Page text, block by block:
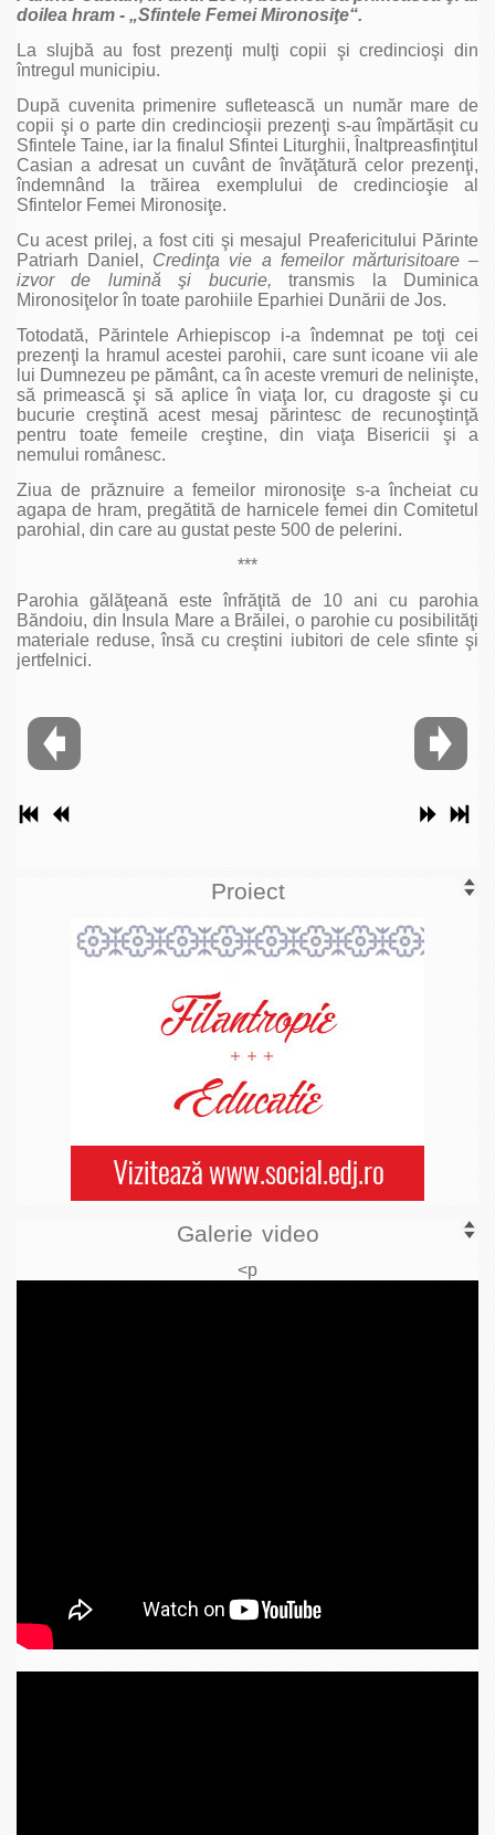
doilea hram - „Sfintele Femei Mironosiţe“.
La slujbă au fost prezenţi mulţi copii şi credincioşi din
întregul municipiu.
După cuvenita primenire sufletească un număr mare de
copii şi o parte din credincioşii prezenţi s-au împărtășit cu
Sfintele Taine, iar la finalul Sfintei Liturghii, Înaltpreasfinţitul
Casian a adresat un cuvânt de învăţătură celor prezenţi,
îndemnând la trăirea exemplului de credincioşie al
Sfintelor Femei Mironosiţe.
Cu acest prilej, a fost citi şi mesajul Preafericitului Părinte
Patriarh Daniel, Credinţa vie a femeilor mărturisitoare –
izvor de lumină şi bucurie, transmis la Duminica
Mironosiţelor în toate parohiile Eparhiei Dunării de Jos.
Totodată, Părintele Arhiepiscop i-a îndemnat pe toţi cei
prezenţi la hramul acestei parohii, care sunt icoane vii ale
lui Dumnezeu pe pământ, ca în aceste vremuri de nelinişte,
să primească şi să aplice în viaţa lor, cu dragoste şi cu
bucurie creştină acest mesaj părintesc de recunoştinţă
pentru toate femeile creştine, din viaţa Bisericii şi a
nemului românesc.
Ziua de prăznuire a femeilor mironosiţe s-a încheiat cu
agapa de hram, pregătită de harnicele femei din Comitetul
parohial, din care au gustat peste 500 de pelerini.
***
Parohia gălăţeană este înfrăţită de 10 ani cu parohia
Băndoiu, din Insula Mare a Brăilei, o parohie cu posibilităţi
materiale reduse, însă cu creştini iubitori de cele sfinte şi
jertfelnici.
Proiect
Galerie video
<p